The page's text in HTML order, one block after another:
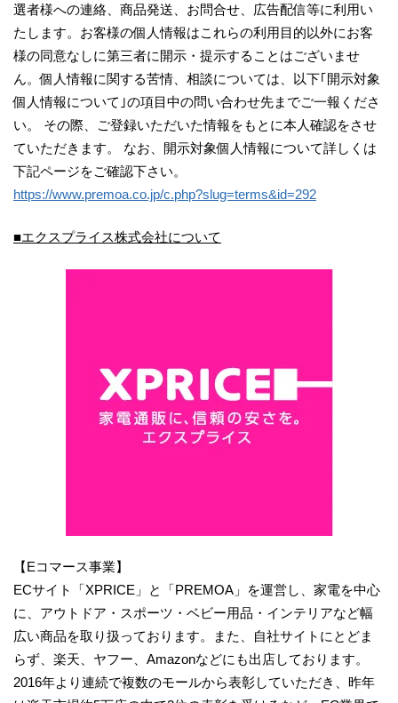
選者様への連絡、商品発送、お問合せ、広告配信等に利用い
たします。お客様の個人情報はこれらの利用目的以外にお客
様の同意なしに第三者に開示・提示することはございませ
ん。個人情報に関する苦情、相談については、以下｢開示対象
個人情報について｣の項目中の問い合わせ先までご一報くださ
い。 その際、ご登録いただいた情報をもとに本人確認をさせ
ていただきます。 なお、開示対象個人情報について詳しくは
下記ページをご確認下さい。
https://www.premoa.co.jp/c.php?slug=terms&id=292
■エクスプライス株式会社について
【Eコマース事業】
ECサイト「XPRICE」と「PREMOA」を運営し、家電を中心
に、アウトドア・スポーツ・ベビー用品・インテリアなど幅
広い商品を取り扱っております。また、自社サイトにとどま
らず、楽天、ヤフー、Amazonなどにも出店しております。
2016年より連続で複数のモールから表彰していただき、昨年